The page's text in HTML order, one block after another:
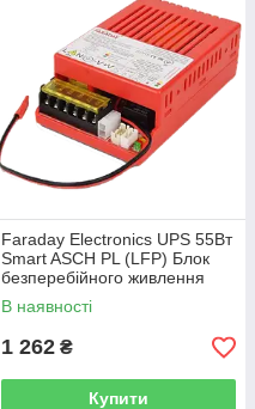
Faraday Electronics UPS 55Вт
Smart ASCH PL (LFP) Блок
безперебійного живлення
В наявності
1 262 ₴
Купити